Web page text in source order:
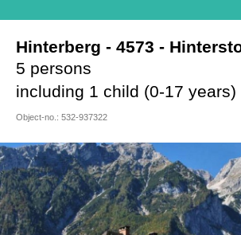
Hinterberg - 4573 -
5 persons
including 1 child (0-17 years)
Object-no.: 532-937322